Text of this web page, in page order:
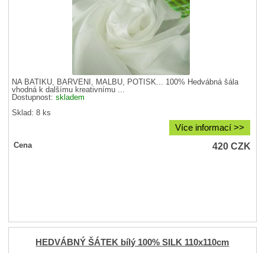
NA BATIKU, BARVENÍ, MALBU, POTISK... 100% Hedvábná šála
vhodná k dalšímu kreativnímu ...
Dostupnost:skladem
Sklad: 8 ks
Více informací >>
Cena 420CZK
HEDVÁBNÝ ŠÁTEK bílý 100% SILK 110x110cm